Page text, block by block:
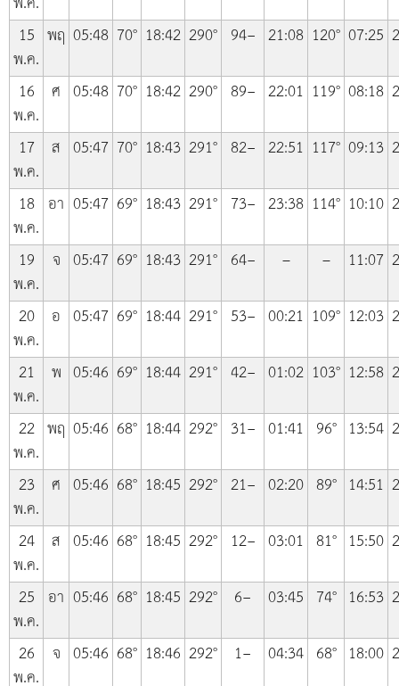
15
พ.ค.
พฤ 05:48 70° 18:42 290° 94− 21:08 120° 07:25
16
พ.ค.
ศ 05:48 70° 18:42 290° 89− 22:01 119° 08:18
17
พ.ค.
ส 05:47 70° 18:43 291° 82− 22:51 117° 09:13
18
พ.ค.
อา 05:47 69° 18:43 291° 73− 23:38 114° 10:10
19
พ.ค.
จ 05:47 69° 18:43 291° 64− – – 11:07
20
พ.ค.
อ 05:47 69° 18:44 291° 53− 00:21 109° 12:03
21
พ.ค.
พ 05:46 69° 18:44 291° 42− 01:02 103° 12:58
22
พ.ค.
พฤ 05:46 68° 18:44 292° 31− 01:41 96° 13:54
23
พ.ค.
ศ 05:46 68° 18:45 292° 21− 02:20 89° 14:51
24
พ.ค.
ส 05:46 68° 18:45 292° 12− 03:01 81° 15:50
25
พ.ค.
อา 05:46 68° 18:45 292° 6− 03:45 74° 16:53
26
พ.ค.
จ 05:46 68° 18:46 292° 1− 04:34 68° 18:00